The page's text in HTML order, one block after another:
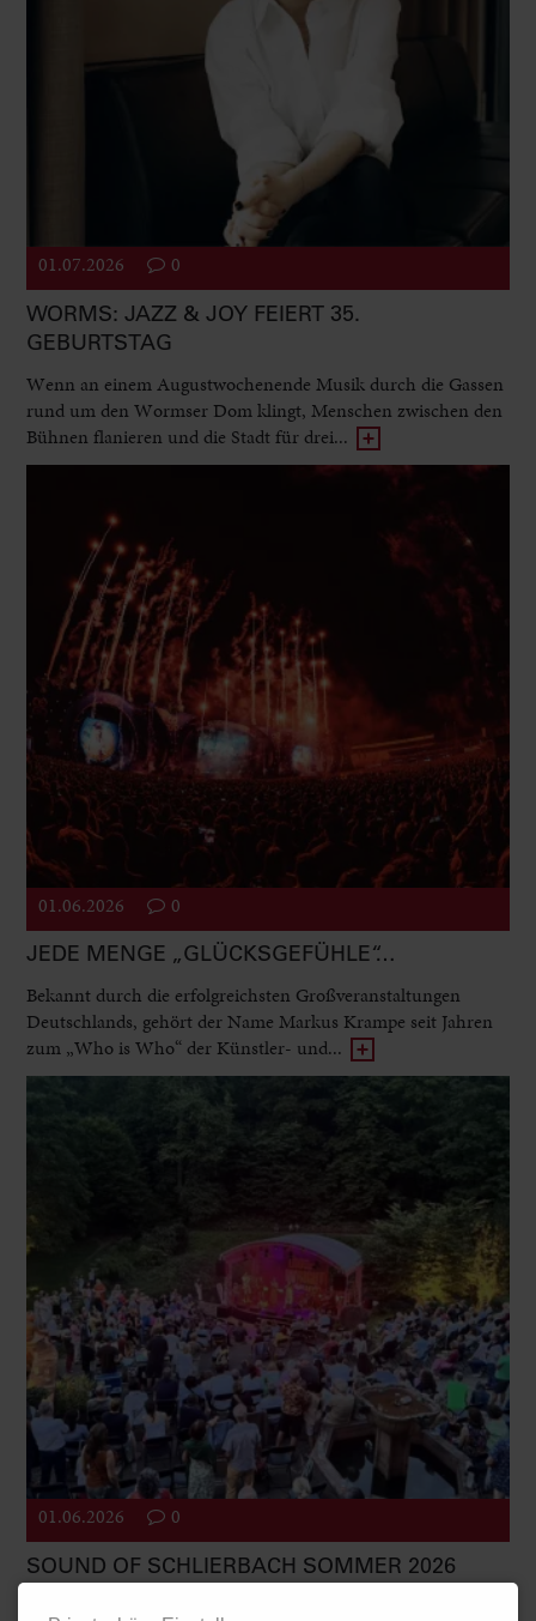
01.07.2026 0
WORMS: JAZZ & JOY FEIERT 35.
GEBURTSTAG
Wenn an einem Augustwochenende Musik durch die Gassen
rund um den Wormser Dom klingt, Menschen zwischen den
Bühnen flanieren und die Stadt für drei...
01.06.2026 0
JEDE MENGE „GLÜCKSGEFÜHLE“…
Bekannt durch die erfolgreichsten Großveranstaltungen
Deutschlands, gehört der Name Markus Krampe seit Jahren
zum „Who is Who“ der Künstler- und...
01.06.2026 0
SOUND OF SCHLIERBACH SOMMER 2026